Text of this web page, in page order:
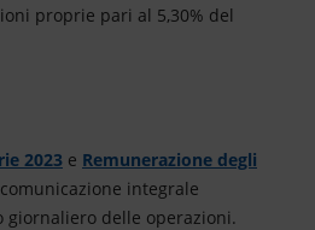
proprie pari al 5,30% del
2023 e Remunerazione degli
integrale
giornaliero delle operazioni.